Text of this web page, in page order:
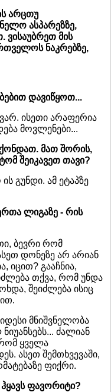
არცთუ
ასპარეზზე,
ვისაუბრეთ მის
ნაკრებზე,
დავიწყოთ...
ისეთი არაფერია
მოვლენები...
მათ შორის,
შეიკავეთ თავი?
გუნდი. ამ ეტაპზე
ლიგაზე - რის
ბევრი რომ
დონეზე არ არიან
იცით? გააჩნია,
თქვა, რომ უნდა
შეიძლება ისიც
მნიშვნელობა
ძალიან
ყველა
ასეთ შემთხვევაში,
ფიქრი.
ფავორიტი?